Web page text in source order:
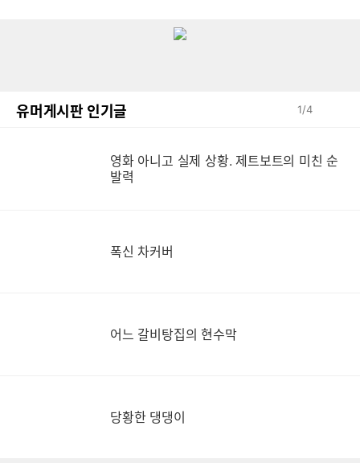
유머게시판 인기글 1/4
영화 아니고 실제 상황. 제트보트의 미친 순
발력
폭신 차커버
어느 갈비탕집의 현수막
당황한 댕댕이